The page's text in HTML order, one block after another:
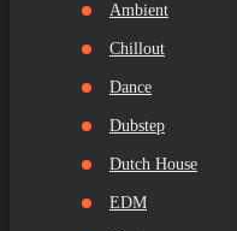
Ambient
Chillout
Dance
Dubstep
Dutch House
EDM